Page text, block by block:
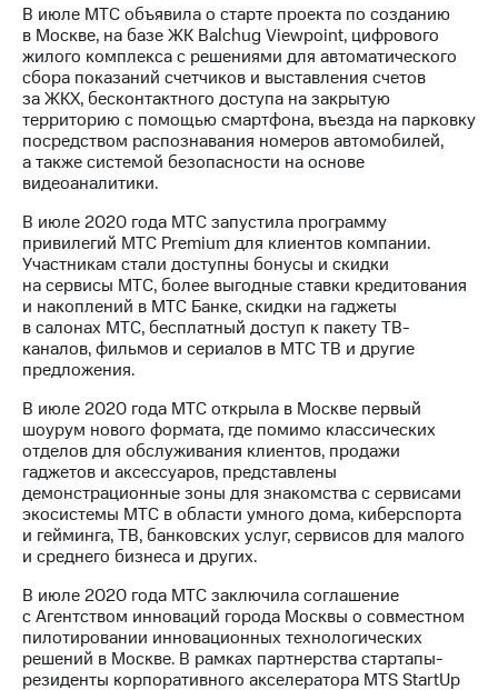
В июле МТС объявила о старте проекта по созданию
в Москве, на базе ЖК Balchug Viewpoint, цифрового
жилого комплекса с решениями для автоматического
сбора показаний счетчиков и выставления счетов
за ЖКХ, бесконтактного доступа на закрытую
территорию с помощью смартфона, въезда на парковку
посредством распознавания номеров автомобилей,
а также системой безопасности на основе
видеоаналитики.
В июле 2020 года МТС запустила программу
привилегий МТС Premium для клиентов компании.
Участникам стали доступны бонусы и скидки
на сервисы МТС, более выгодные ставки кредитования
и накоплений в МТС Банке, скидки на гаджеты
в салонах МТС, бесплатный доступ к пакету ТВ-
каналов, фильмов и сериалов в МТС ТВ и другие
предложения.
В июле 2020 года МТС открыла в Москве первый
шоурум нового формата, где помимо классических
отделов для обслуживания клиентов, продажи
гаджетов и аксессуаров, представлены
демонстрационные зоны для знакомства с сервисами
экосистемы МТС в области умного дома, киберспорта
и гейминга, ТВ, банковских услуг, сервисов для малого
и среднего бизнеса и других.
В июле 2020 года МТС заключила соглашение
с Агентством инноваций города Москвы о совместном
пилотировании инновационных технологических
решений в Москве. В рамках партнерства стартапы-
резиденты корпоративного акселератора MTS StartUp